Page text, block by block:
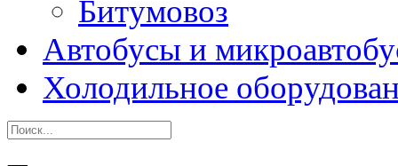
Битумовоз
Автобусы и
Холодильное